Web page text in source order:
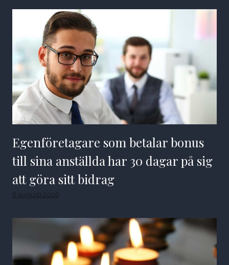
Egenföretagare som betalar bonus
till sina anställda har 30 dagar på sig
att göra sitt bidrag
8 augusti 2026